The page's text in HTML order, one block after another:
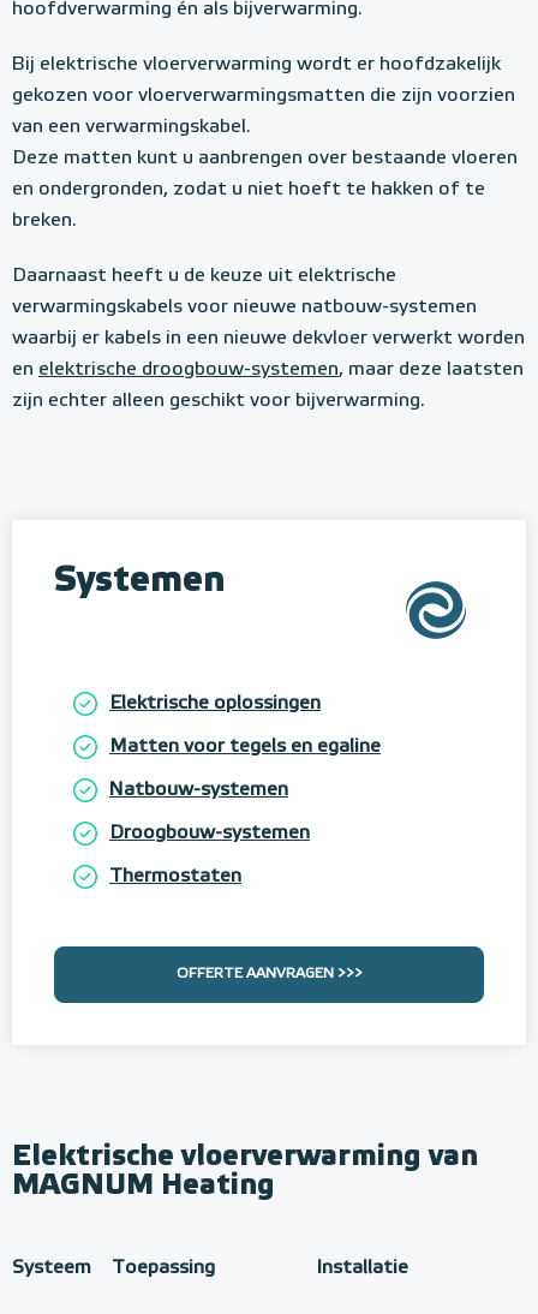
l
o
e
r
v
e
r
w
a
r
hoofdverwarming én als bijverwarming.
Bij elektrische vloerverwarming wordt er hoofdzakelijk
gekozen voor vloerverwarmingsmatten die zijn voorzien
van een verwarmingskabel.
Deze matten kunt u aanbrengen over bestaande vloeren
en ondergronden, zodat u niet hoeft te hakken of te
breken.
Daarnaast heeft u de keuze uit elektrische
verwarmingskabels voor nieuwe natbouw-systemen
waarbij er kabels in een nieuwe dekvloer verwerkt worden
en elektrische droogbouw-systemen, maar deze laatsten
zijn echter alleen geschikt voor bijverwarming.
Systemen
Elektrische oplossingen
Matten voor tegels en egaline
Natbouw-systemen
Droogbouw-systemen
Thermostaten
OFFERTE AANVRAGEN >>>
Elektrische vloerverwarming van
MAGNUM Heating
Systeem Toepassing Installatie